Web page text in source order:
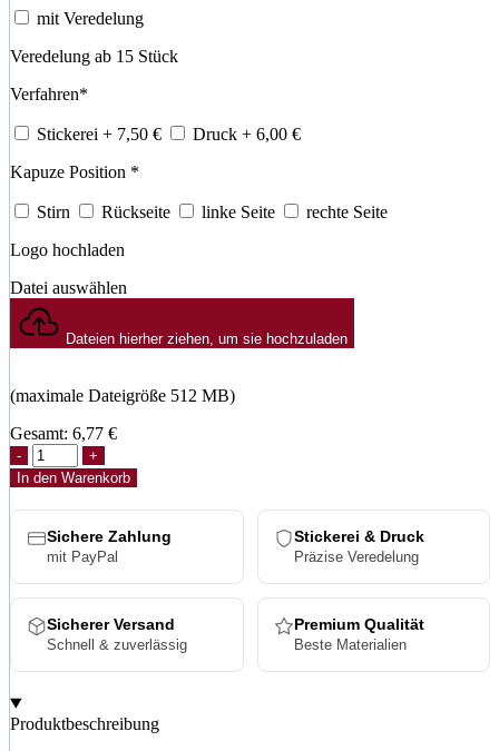
mit Veredelung
Veredelung ab 15 Stück
Verfahren*
Stickerei + 7,50 € Druck + 6,00 €
Kapuze Position *
Stirn Rückseite linke Seite
rechte Seite
Logo hochladen
Datei auswählen
Dateien hierher ziehen, um sie hochzuladen
(maximale Dateigröße 512 MB)
Gesamt: 6,77 €
Flash-
S
Beanie
Menge
In den Warenkorb
Sichere Zahlung
mit PayPal
Stickerei & Druck
Präzise Veredelung
Sicherer Versand
Schnell & zuverlässig
Premium Qualität
Beste Materialien
Produktbeschreibung